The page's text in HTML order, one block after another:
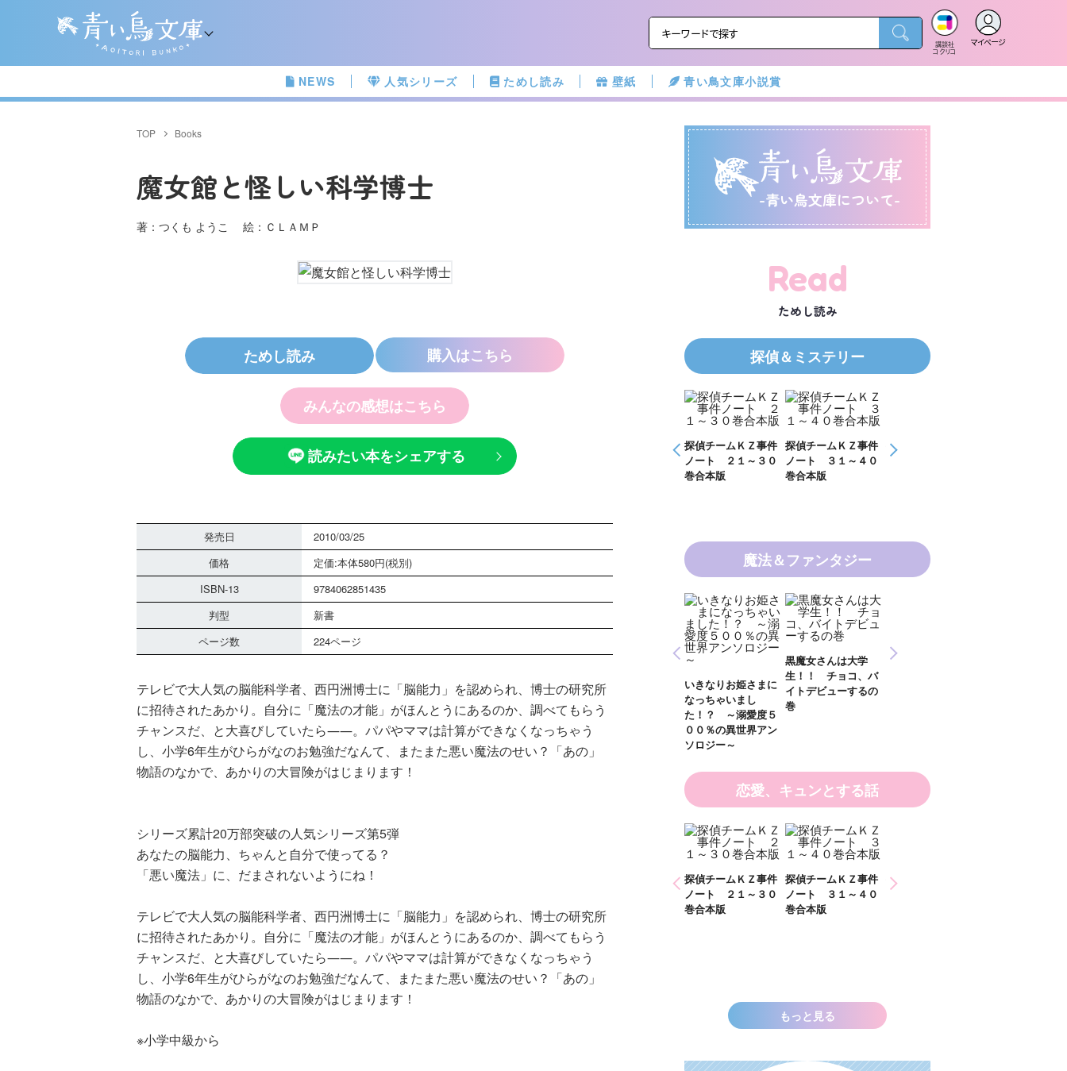
講談社
コクリコ
マイページ
NEWS 人気シリーズ ためし読み 壁紙 青い鳥文庫小説賞
TOP Books
魔女館と怪しい科学博士
著：つくも ようこ 絵：ＣＬＡＭＰ
ためし読み 購入はこちら
みんなの感想はこちら
読みたい本をシェアする
発売日
2010/03/25
価格
定価:本体580円(税別)
ISBN-13
9784062851435
判型
新書
ページ数
224ページ
テレビで大人気の脳能科学者、西円洲博士に「脳能力」を認められ、博士の研究所
に招待されたあかり。自分に「魔法の才能」がほんとうにあるのか、調べてもらう
チャンスだ、と大喜びしていたら――。パパやママは計算ができなくなっちゃう
し、小学6年生がひらがなのお勉強だなんて、またまた悪い魔法のせい？「あの」
物語のなかで、あかりの大冒険がはじまります！
シリーズ累計20万部突破の人気シリーズ第5弾
あなたの脳能力、ちゃんと自分で使ってる？
「悪い魔法」に、だまされないようにね！
テレビで大人気の脳能科学者、西円洲博士に「脳能力」を認められ、博士の研究所
に招待されたあかり。自分に「魔法の才能」がほんとうにあるのか、調べてもらう
チャンスだ、と大喜びしていたら――。パパやママは計算ができなくなっちゃう
し、小学6年生がひらがなのお勉強だなんて、またまた悪い魔法のせい？「あの」
物語のなかで、あかりの大冒険がはじまります！
※小学中級から
-青い鳥文庫について-
Read
ためし読み
探偵＆ミステリー
探偵チームＫＺ事件
ノート つぶやく死
カスがお好き ゲー
ムブック
探偵チームＫＺ事件
ノート １～１０巻
合本版
探偵チームＫＺ事件
ノート ２１～３０
探偵チームＫＺ事件
ノート ３１～４０
巻合本版
探偵チームＫＺ事件
ノート １１～２０
巻合本版
ＫＺ’ Ｕｐｐｅｒ
Ｆｉｌｅ 数学者
魔法＆ファンタジー
さん！？ ６年１
組 黒魔女さんが通
る！！（１８）
黒魔女さんと恋の魔
女さんが通る！！
（１７）
いきなりお姫さまに
なっちゃいまし
た！？ ～溺愛度５
００％の異世界アン
黒魔女さんは大学
イトデビューするの
巻
１～１１ 全１１巻
合本版
妖界ナビ・ルナ１～
恋愛、キュンとする話
ひなたとひかり
（９）
かわいく（なく）て
合本版
探偵チームＫＺ事件
ノート ２１～３０
巻合本版
探偵チームＫＺ事件
ノート ３１～４０
巻合本版
探偵チームＫＺ事件
ノート １１～２０
巻合本版
もっと見る